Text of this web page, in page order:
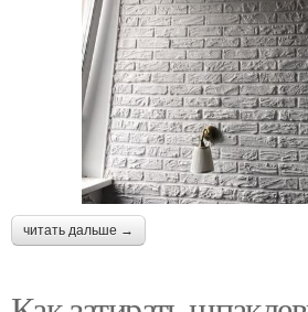
читать дальше →